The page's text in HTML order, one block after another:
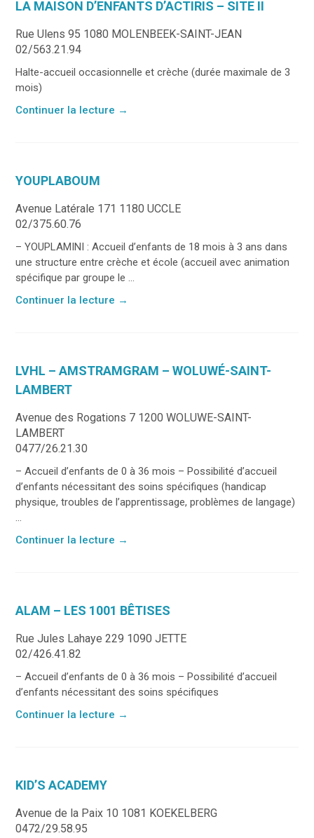
LA MAISON D’ENFANTS D’ACTIRIS – SITE II
Rue Ulens 95 1080 MOLENBEEK-SAINT-JEAN
02/563.21.94
Halte-accueil occasionnelle et crèche (durée maximale de 3
mois)
Continuer la lecture →
YOUPLABOUM
Avenue Latérale 171 1180 UCCLE
02/375.60.76
– YOUPLAMINI : Accueil d’enfants de 18 mois à 3 ans dans
une structure entre crèche et école (accueil avec animation
spécifique par groupe le ...
Continuer la lecture →
LVHL – AMSTRAMGRAM – WOLUWÉ-SAINT-
LAMBERT
Avenue des Rogations 7 1200 WOLUWE-SAINT-
LAMBERT
0477/26.21.30
– Accueil d’enfants de 0 à 36 mois – Possibilité d’accueil
d’enfants nécessitant des soins spécifiques (handicap
physique, troubles de l’apprentissage, problèmes de langage)
...
Continuer la lecture →
ALAM – LES 1001 BÊTISES
Rue Jules Lahaye 229 1090 JETTE
02/426.41.82
– Accueil d’enfants de 0 à 36 mois – Possibilité d’accueil
d’enfants nécessitant des soins spécifiques
Continuer la lecture →
KID’S ACADEMY
Avenue de la Paix 10 1081 KOEKELBERG
0472/29.58.95